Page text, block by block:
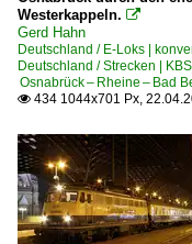
Westerkappeln. 
Gerd Hahn
Deutschland / E-Loks |
Deutschland / Strecken |
Osnabrück – Rheine – Bad
 434 1044x701 Px,